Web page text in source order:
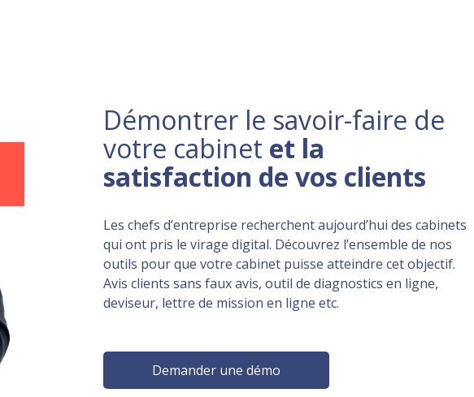
Démontrer le savoir-faire de
votre cabinet et la
satisfaction de vos clients
Les chefs d’entreprise recherchent aujourd’hui des cabinets
qui ont pris le virage digital. Découvrez l’ensemble de nos
outils pour que votre cabinet puisse atteindre cet objectif.
Avis clients sans faux avis, outil de diagnostics en ligne,
deviseur, lettre de mission en ligne etc.
Demander une démo